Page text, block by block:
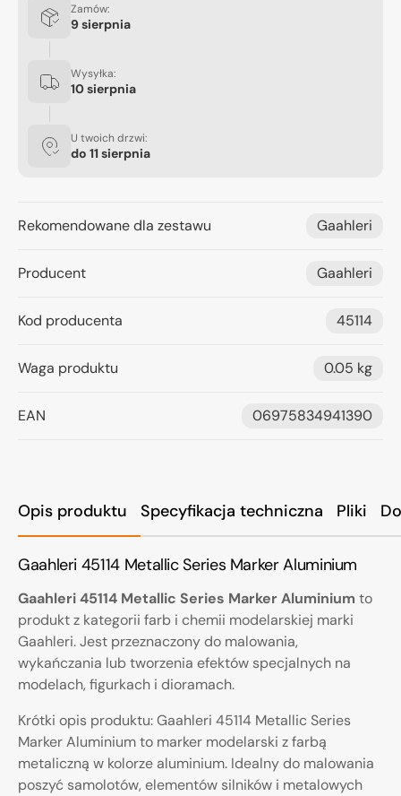
Opis produktu Specyfikacja techniczna Pliki
Gaahleri 45114 Metallic Series Marker Aluminium
Gaahleri 45114 Metallic Series Marker Aluminium to
produkt z kategorii farb i chemii modelarskiej marki
Gaahleri. Jest przeznaczony do malowania,
wykańczania lub tworzenia efektów specjalnych na
modelach, figurkach i dioramach.
Krótki opis produktu: Gaahleri 45114 Metallic Series
Marker Aluminium to marker modelarski z farbą
metaliczną w kolorze aluminium. Idealny do malowania
poszyć samolotów, elementów silników i metalowych
Zamów:
9 sierpnia
Wysyłka:
10 sierpnia
U twoich drzwi:
do 11 sierpnia
Rekomendowane dla zestawu Gaahleri
Producent Gaahleri
Kod producenta 45114
Waga produktu 0.05 kg
EAN 06975834941390